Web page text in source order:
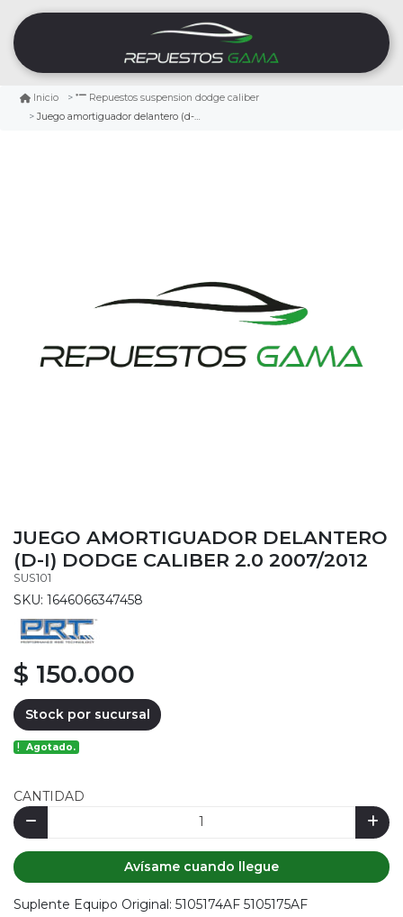
Inicio
Repuestos suspension dodge caliber
Juego amortiguador delantero (d-i) dodge caliber 2.0 2007/2012
JUEGO AMORTIGUADOR DELANTERO
(D-I) DODGE CALIBER 2.0 2007/2012
SUS101
SKU: 1646066347458
$ 150.000
Stock por sucursal
Agotado.
CANTIDAD
Avísame cuando llegue
Suplente Equipo Original: 5105174AF 5105175AF